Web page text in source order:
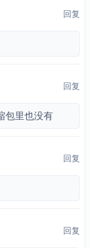
回复
回复
包里也没有
回复
回复